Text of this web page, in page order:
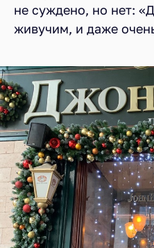
не суждено, но нет:
живучим, и даже